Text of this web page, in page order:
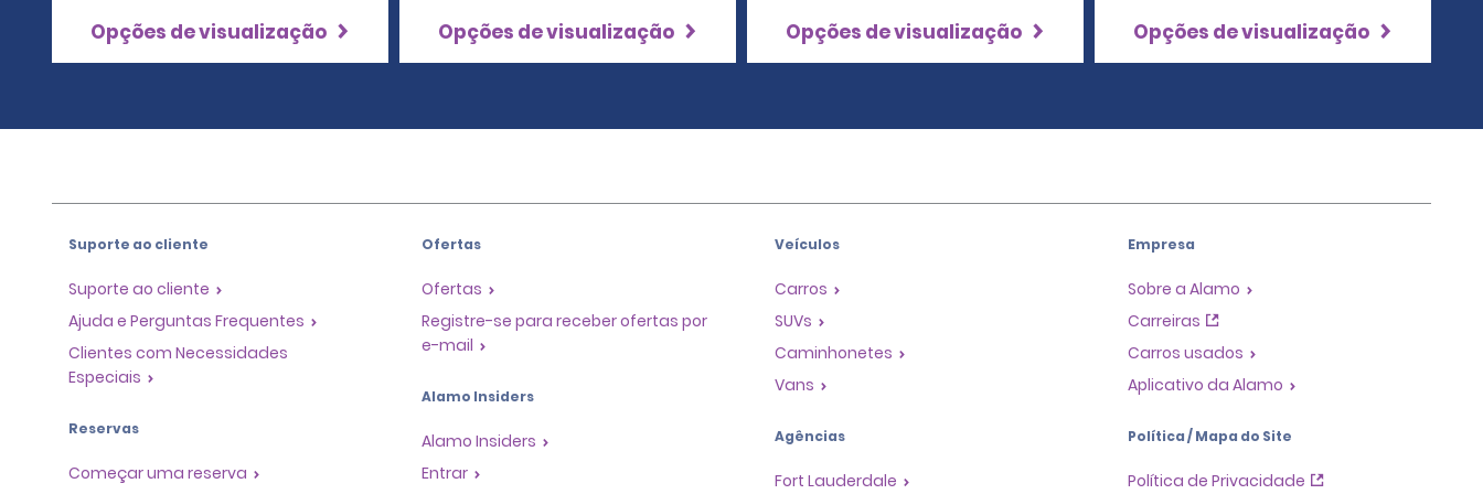
Opções de visualização Opções de visualização Opções de visualização Opções de visualização
Suporte ao cliente
Suporte ao cliente
Ajuda e Perguntas Frequentes
Clientes com Necessidades
Especiais
Reservas
Começar uma reserva
Ofertas
Ofertas
Registre-se para receber ofertas por
e-mail
Alamo Insiders
Alamo Insiders
Entrar
Veículos
Carros
SUVs
Caminhonetes
Vans
Agências
Fort Lauderdale
Empresa
Sobre a Alamo
Carreiras
Carros usados
Aplicativo da Alamo
Política / Mapa do Site
Política de Privacidade